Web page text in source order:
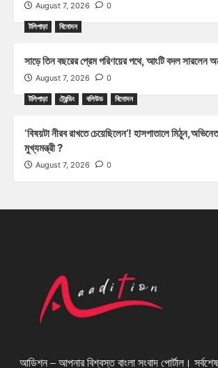
August 7, 2026 0
টলিপাড়া বিনোদন
সাড়ে তিন বছরের প্রেম পরিণয়ের পথে, আংটি বদল
August 7, 2026 0
টলিপাড়া ট্রেন্ডিং বলিউড বিনোদন
‘বিষয়টা নীরব রাখতে চেয়েছিলেন’! হাসপাতালে
মুখ্যমন্ত্রী ?
August 7, 2026 0
আডিশন – আপনার বিশ্বস্ত বাংলা সংবাদ পোর্টাল।